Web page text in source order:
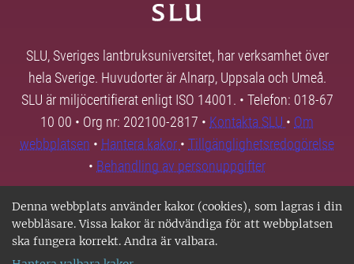
Denna webbplats använder kakor (cookies), som lagras i din
webbläsare. Vissa kakor är nödvändiga för att webbplatsen
ska fungera korrekt. Andra är valbara.
SLU, Sveriges lantbruksuniversitet, har verksamhet över
hela Sverige. Huvudorter är Alnarp, Uppsala och Umeå.
SLU är miljöcertifierat enligt ISO 14001. • Telefon: 018-67
10 00 • Org nr: 202100-2817 • Kontakta SLU • Om
webbplatsen • Hantera kakor • Tillgänglighetsredogörelse
• Behandling av personuppgifter